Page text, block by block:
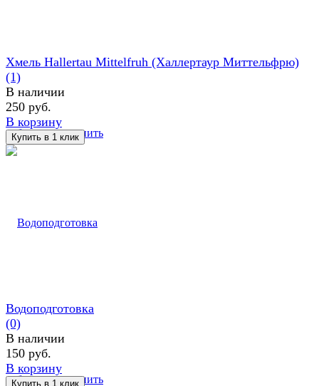
избранное сравнить
Хмель Hallertau Mittelfruh (Халлертаур Миттельфрю)
(1)
В наличии
250 руб.
В корзину
избранное сравнить
Водоподготовка
(0)
В наличии
150 руб.
В корзину